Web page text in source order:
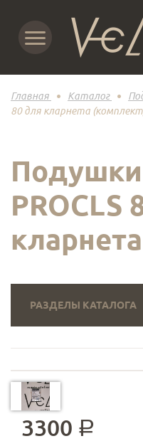
Главная Каталог
80 для кларнета
РАЗДЕЛЫ КАТАЛОГА
PROCLS
3300 a